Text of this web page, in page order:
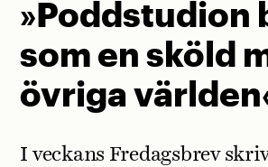
»Poddstudion
som en sköld
övriga
I veckans Fredagsbrev